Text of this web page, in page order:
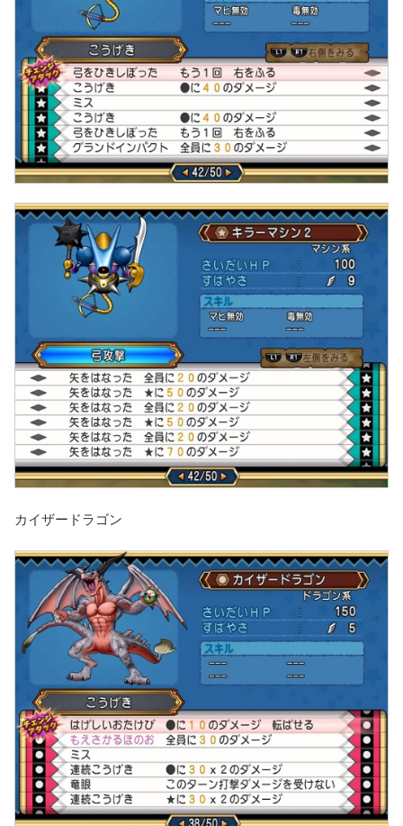
カイザードラゴン